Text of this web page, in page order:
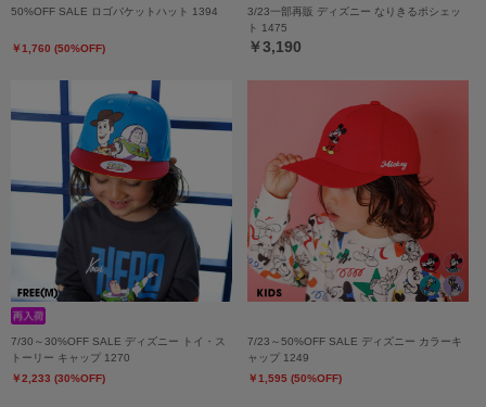
50%OFF SALE ロゴバケットハット 1394
￥1,760 (50%OFF)
3/23一部再販 ディズニー なりきるポシェッ
ト 1475
￥3,190
7/30～30%OFF SALE ディズニー トイ・ス
トーリー キャップ 1270
￥2,233 (30%OFF)
7/23～50%OFF SALE ディズニー カラーキ
ャップ 1249
￥1,595 (50%OFF)